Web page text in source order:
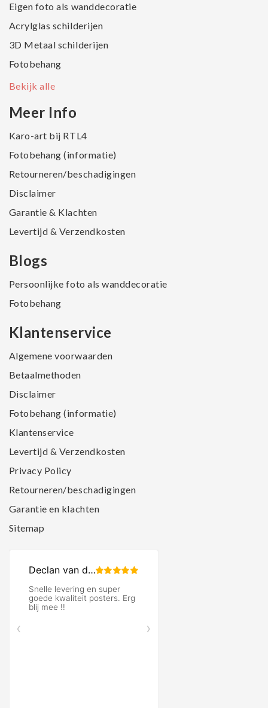
Eigen foto als wanddecoratie
Acrylglas schilderijen
3D Metaal schilderijen
Fotobehang
Bekijk alle
Meer Info
Karo-art bij RTL4
Fotobehang (informatie)
Retourneren/beschadigingen
Disclaimer
Garantie & Klachten
Levertijd & Verzendkosten
Blogs
Persoonlijke foto als wanddecoratie
Fotobehang
Klantenservice
Algemene voorwaarden
Betaalmethoden
Disclaimer
Fotobehang (informatie)
Klantenservice
Levertijd & Verzendkosten
Privacy Policy
Retourneren/beschadigingen
Garantie en klachten
Sitemap